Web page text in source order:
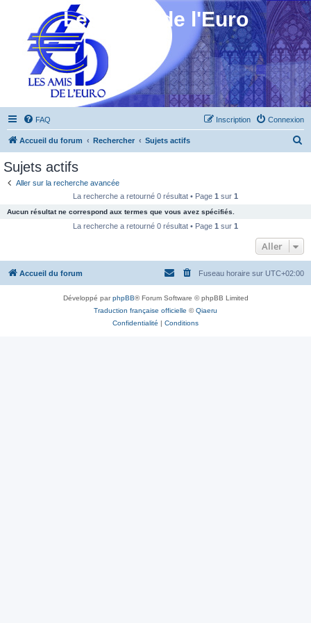
Les Amis de l'Euro
FAQ Connexion
Inscription
Accueil du forum Rechercher Sujets actifs
c
e
Sujets actifs
Aller sur la recherche avancée
La recherche a retourné 0 résultat • Page 1 sur 1
Aucun résultat ne correspond aux termes que vous avez spécifiés.
La recherche a retourné 0 résultat • Page 1 sur 1
Aller
Accueil du forum Fuseau horaire sur UTC+02:00
Développé parphpBB® Forum Software © phpBB Limited
Traduction française officielle ©Qiaeru
Confidentialité | Conditions